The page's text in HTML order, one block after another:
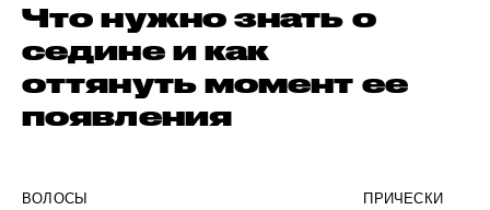
Что нужно знать о
седине и как
оттянуть момент ее
появления
ВОЛОСЫ ПРИЧЕСКИ